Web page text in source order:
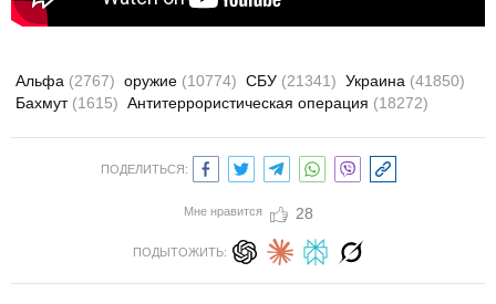
Альфа (2767) оружие (10774) СБУ (21341) Украина (41850)
Бахмут (1615) Антитеррористическая операция (18272)
ПОДЕЛИТЬСЯ:
Мне нравится 28
ПОДЫТОЖИТЬ: